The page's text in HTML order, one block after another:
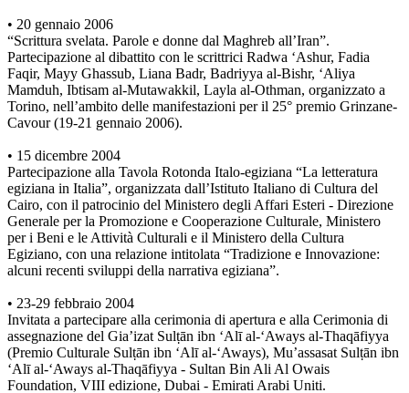
• 20 gennaio 2006
“Scrittura svelata. Parole e donne dal Maghreb all’Iran”.
Partecipazione al dibattito con le scrittrici Radwa ‘Ashur, Fadia
Faqir, Mayy Ghassub, Liana Badr, Badriyya al-Bishr, ‘Aliya
Mamduh, Ibtisam al-Mutawakkil, Layla al-Othman, organizzato a
Torino, nell’ambito delle manifestazioni per il 25° premio Grinzane-
Cavour (19-21 gennaio 2006).
• 15 dicembre 2004
Partecipazione alla Tavola Rotonda Italo-egiziana “La letteratura
egiziana in Italia”, organizzata dall’Istituto Italiano di Cultura del
Cairo, con il patrocinio del Ministero degli Affari Esteri - Direzione
Generale per la Promozione e Cooperazione Culturale, Ministero
per i Beni e le Attività Culturali e il Ministero della Cultura
Egiziano, con una relazione intitolata “Tradizione e Innovazione:
alcuni recenti sviluppi della narrativa egiziana”.
• 23-29 febbraio 2004
Invitata a partecipare alla cerimonia di apertura e alla Cerimonia di
assegnazione del Gia’izat Sulṭān ibn ‘Alī al-‘Aways al-Thaqāfiyya
(Premio Culturale Sulṭān ibn ‘Alī al-‘Aways), Mu’assasat Sulṭān ibn
‘Alī al-‘Aways al-Thaqāfiyya - Sultan Bin Ali Al Owais
Foundation, VIII edizione, Dubai - Emirati Arabi Uniti.